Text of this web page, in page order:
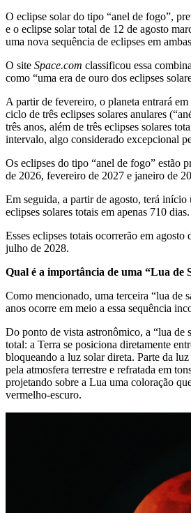
O eclipse solar do tipo “anel de fogo”,
e o eclipse solar total de 12 de agosto
uma nova sequência de eclipses em
O site Space.com classificou essa
como “uma era de ouro dos eclipses
A partir de fevereiro, o planeta entrará
ciclo de três eclipses solares anulares
três anos, além de três eclipses solares
intervalo, algo considerado excepcional
Os eclipses do tipo “anel de fogo” estão
de 2026, fevereiro de 2027 e janeiro de
Em seguida, a partir de agosto, terá início
eclipses solares totais em apenas 710 dias.
Esses eclipses totais ocorrerão em agosto
julho de 2028.
Qual é a importância de uma “Lua de
Como mencionado, uma terceira “lua de
anos ocorre em meio a essa sequência
Do ponto de vista astronômico, a “lua de
total: a Terra se posiciona diretamente
bloqueando a luz solar direta. Parte da
pela atmosfera terrestre e refratada em
projetando sobre a Lua uma coloração
vermelho-escuro.